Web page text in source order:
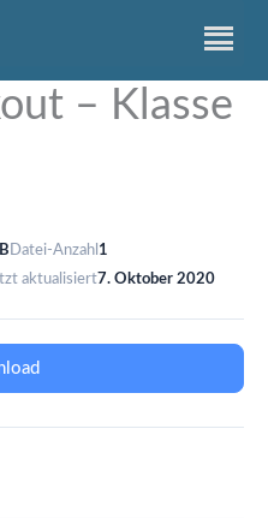
– Klasse
Datei-Anzahl 1
aktualisiert7. Oktober 2020